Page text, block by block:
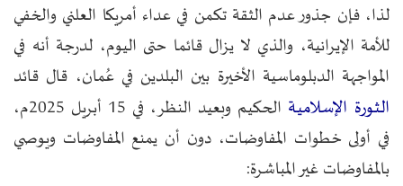
لذا، فإن جذور عدم الثقة تكمن في عداء أمريكا العلني والخفي
للأمة الإيرانية، والذي لا يزال قائما حتى اليوم، لدرجة أنه في
المواجهة الدبلوماسية الأخيرة بين البلدين في عُمان، قال قائد
الثورة الإسلامية
الحكيم وبعيد النظر، في 15 أبريل 2025م،
في أولى خطوات المفاوضات، دون أن يمنع المفاوضات ويوصي
بالمفاوضات غير المباشرة: